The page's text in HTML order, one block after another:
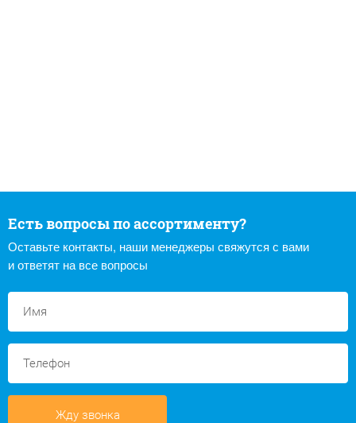
Есть вопросы по ассортименту?
Оставьте контакты, наши менеджеры свяжутся с вами
и ответят на все вопросы
Жду звонка